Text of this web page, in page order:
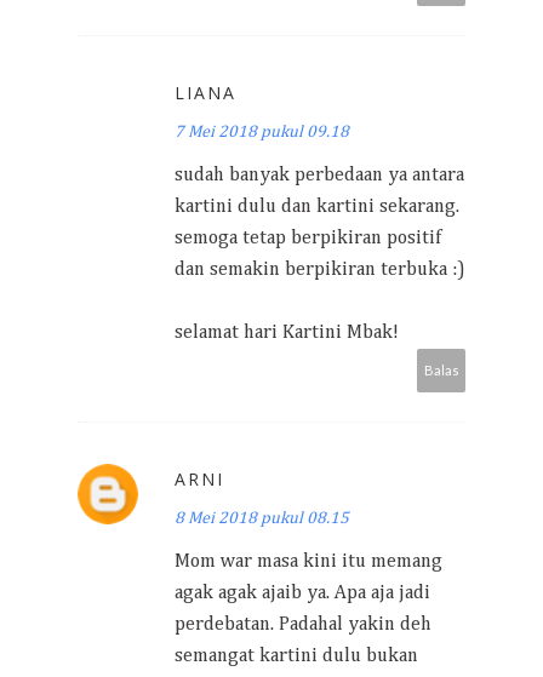
LIANA
7 Mei 2018 pukul 09.18
sudah banyak perbedaan ya antara
kartini dulu dan kartini sekarang.
semoga tetap berpikiran positif
dan semakin berpikiran terbuka :)
selamat hari Kartini Mbak!
Balas
ARNI
8 Mei 2018 pukul 08.15
Mom war masa kini itu memang
agak agak ajaib ya. Apa aja jadi
perdebatan. Padahal yakin deh
semangat kartini dulu bukan